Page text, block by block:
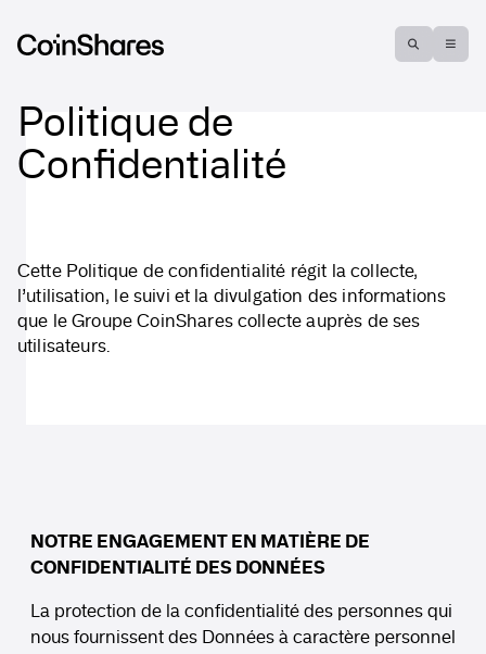
Politique de
Confidentialité
Cette Politique de confidentialité régit la collecte,
l’utilisation, le suivi et la divulgation des informations
que le Groupe CoinShares collecte auprès de ses
utilisateurs.
NOTRE ENGAGEMENT EN MATIÈRE DE
CONFIDENTIALITÉ DES DONNÉES
La protection de la confidentialité des personnes qui
nous fournissent des Données à caractère personnel